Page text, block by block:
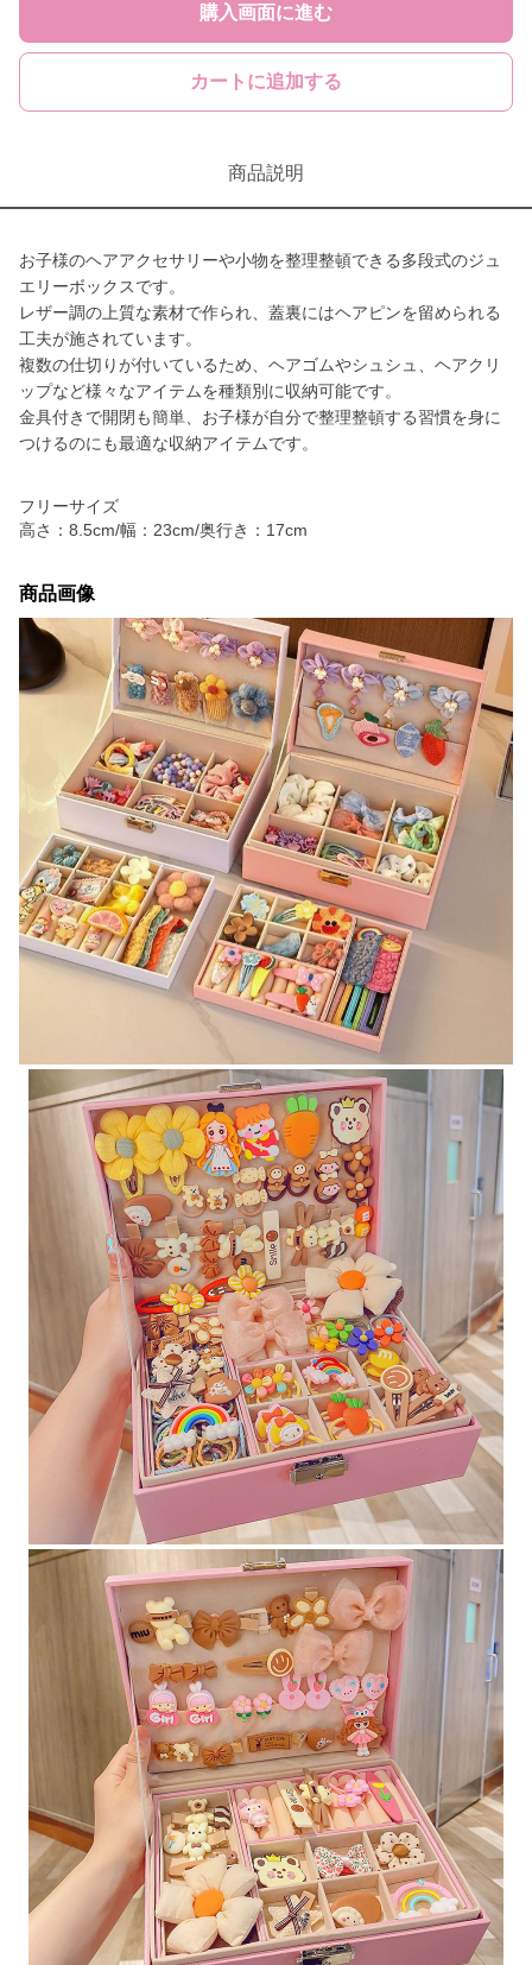
購入画面に進む
カートに追加する
商品説明
お子様のヘアアクセサリーや小物を整理整頓できる多段式のジュ
エリーボックスです。
レザー調の上質な素材で作られ、蓋裏にはヘアピンを留められる
工夫が施されています。
複数の仕切りが付いているため、ヘアゴムやシュシュ、ヘアクリ
ップなど様々なアイテムを種類別に収納可能です。
金具付きで開閉も簡単、お子様が自分で整理整頓する習慣を身に
つけるのにも最適な収納アイテムです。
フリーサイズ
高さ：8.5cm/幅：23cm/奥行き：17cm
商品画像